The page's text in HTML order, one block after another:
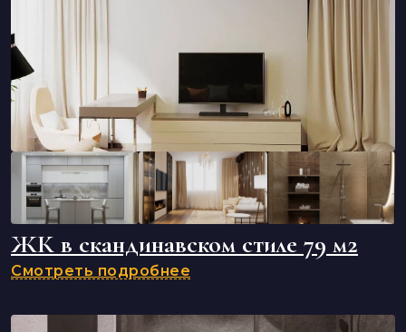
ЖК в скандинавском стиле 79 м2
Смотреть подробнее